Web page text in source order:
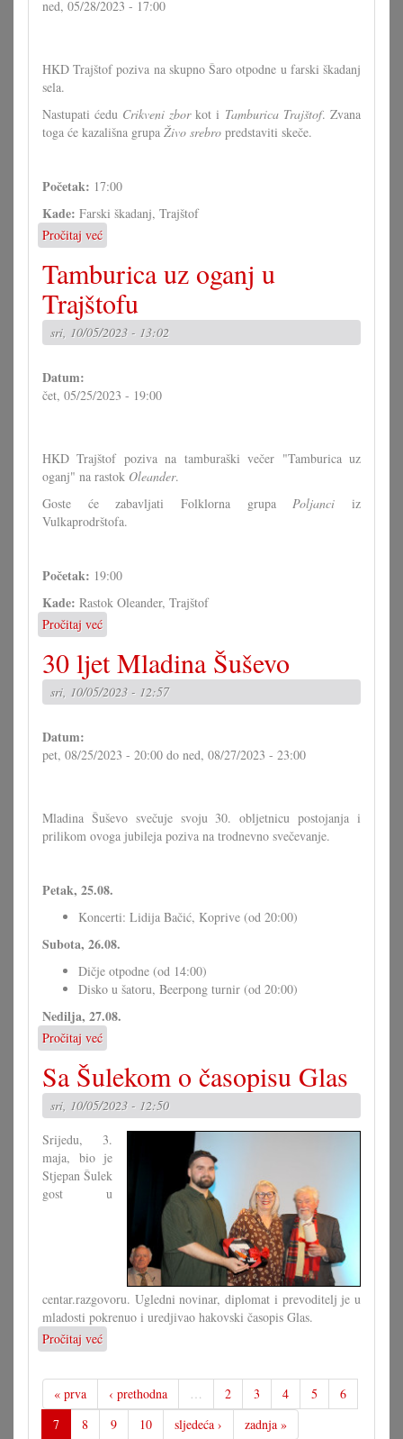
ned, 05/28/2023 - 17:00
HKD Trajštof poziva na skupno Šaro otpodne u farski škadanj
sela.
Nastupati ćedu Crikveni zborkot i Tamburica Trajštof. Zvana
toga će kazališna grupa Živo srebro predstaviti skeče.
Početak: 17:00
Kade: Farski škadanj, Trajštof
Pročitaj već
Šaro
otpodne
u
Trajštofu
Tamburica uz oganj u
Trajštofu
sri, 10/05/2023 - 13:02
Datum:
čet, 05/25/2023 - 19:00
HKD Trajštof poziva na tamburaški večer "Tamburica uz
oganj" na rastok Oleander.
Goste će zabavljati Folklorna grupaPoljanci iz
Vulkaprodrštofa.
Početak: 19:00
Kade: Rastok Oleander, Trajštof
Pročitaj već
Tamburica
uz
oganj
u
30 ljet Mladina Šuševo
sri, 10/05/2023 - 12:57
Datum:
pet, 08/25/2023 - 20:00 do ned, 08/27/2023 - 23:00
Mladina Šuševo svečuje svoju 30. obljetnicu postojanja i
prilikom ovoga jubileja poziva na trodnevno svečevanje.
Petak, 25.08.
Koncerti: Lidija Bačić, Koprive (od 20:00)
Subota, 26.08.
Dičje otpodne (od 14:00)
Disko u šatoru, Beerpong turnir (od 20:00)
Nedilja, 27.08.
Pročitaj već
30
ljet
Mladina
Šuševo
Sa Šulekom o časopisu Glas
sri, 10/05/2023 - 12:50
Srijedu, 3.
maja, bio je
Stjepan Šulek
gost u
centar.razgovoru. Ugledni novinar, diplomat i prevoditelj je u
mladosti pokrenuo i uredjivao hakovski časopis Glas.
Pročitaj već
Sa
Šulekom
časopisu
Glas
« prva ‹ prethodna … 2 3 4 5
6
7
8 9 10 sljedeća › zadnja »